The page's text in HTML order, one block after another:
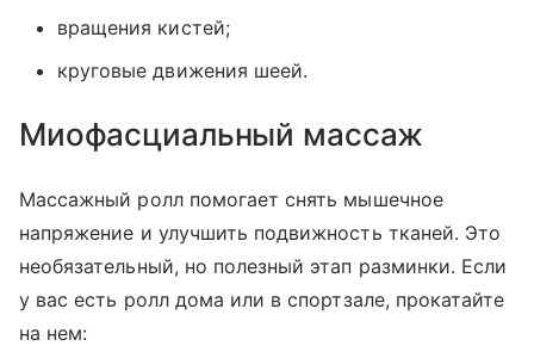
вращения кистей;
круговые движения шеей.
Миофасциальный массаж
Массажный ролл помогает снять мышечное
напряжение и улучшить подвижность тканей. Это
необязательный, но полезный этап разминки. Если
у вас есть ролл дома или в спортзале, прокатайте
на нем: